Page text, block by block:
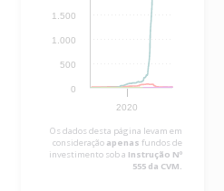
2020
0
500
1.000
1.500
Os dados desta página levam em
consideração apenas fundos de
investimento sob a Instrução Nº
555 da CVM.